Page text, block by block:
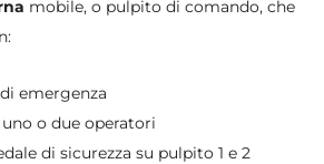
mobile, o pulpito di comando, che
emergenza
uno o due operatori
di sicurezza su pulpito 1 e 2